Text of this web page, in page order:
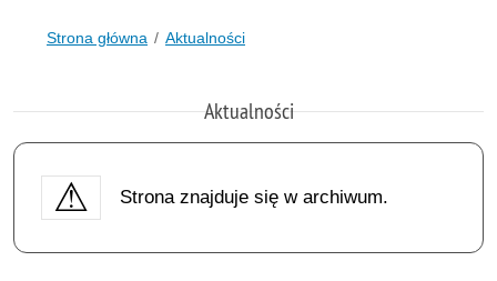
Strona główna Aktualności
Aktualności
Strona znajduje się w archiwum.